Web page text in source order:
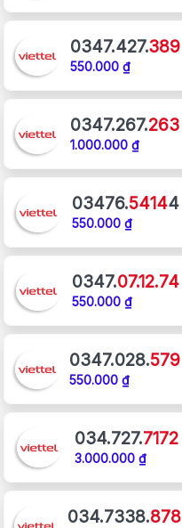
0347.427.389
550.000 ₫
0347.267.263
1.000.000 ₫
03476.54144
550.000 ₫
0347.07.12.74
550.000 ₫
0347.028.579
550.000 ₫
034.727.7172
3.000.000 ₫
034.7338.878